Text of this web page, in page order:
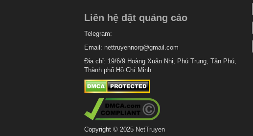
Chapter 84
Chapter 83
Chapter 81
Chapter 80
Chapter 79
Chapter 78
Liên hệ dặt quảng cáo
Telegram:
Email: nettruyennorg@gmail.com
Địa chỉ: 19/6/9 Hoàng Xuân Nhị, Phú Trung, Tân Phú,
Thành phố Hồ Chí Minh
Copyright © 2025 NetTruyen